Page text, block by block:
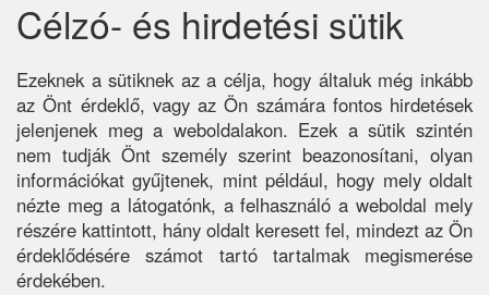
Célzó- és hirdetési sütik
Ezeknek a sütiknek az a célja, hogy általuk még inkább
az Önt érdeklő, vagy az Ön számára fontos hirdetések
jelenjenek meg a weboldalakon. Ezek a sütik szintén
nem tudják Önt személy szerint beazonosítani, olyan
információkat gyűjtenek, mint például, hogy mely oldalt
nézte meg a látogatónk, a felhasználó a weboldal mely
részére kattintott, hány oldalt keresett fel, mindezt az Ön
érdeklődésére számot tartó tartalmak megismerése
érdekében.